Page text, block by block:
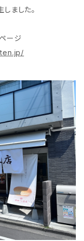
ました。
ージ